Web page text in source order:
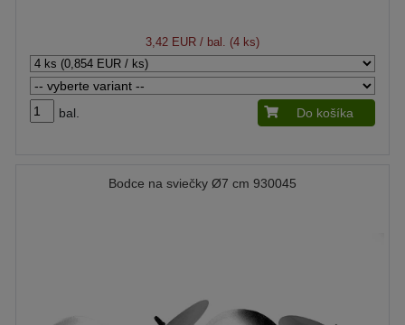
3,42 EUR / bal. (4 ks)
bal. Do košíka
Bodce na sviečky Ø7 cm 930045